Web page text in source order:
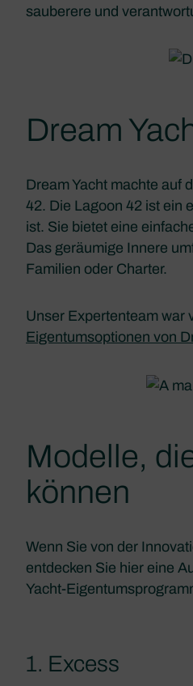
sauberere und
Dream
Dream Yacht machte auf
42. Die Lagoon 42 ist ein
ist. Sie bietet eine
Das geräumige Innere
Familien oder Charter.
Unser Expertenteam war
Eigentumsoptionen von
Modelle,
können
Wenn Sie von der
entdecken Sie hier eine
Yacht-
1. Excess